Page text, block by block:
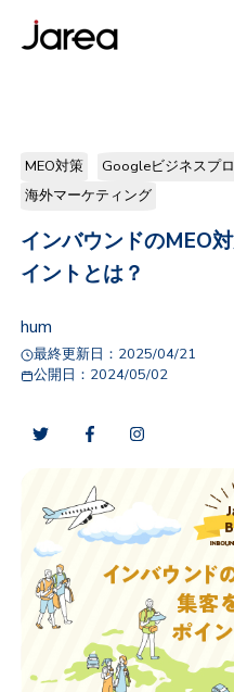
MEO対策 Googleビジネスプ
海外マーケティング
インバウンドのMEO
イントとは？
hum
最終更新日： 2025/04/21
公開日： 2024/05/02